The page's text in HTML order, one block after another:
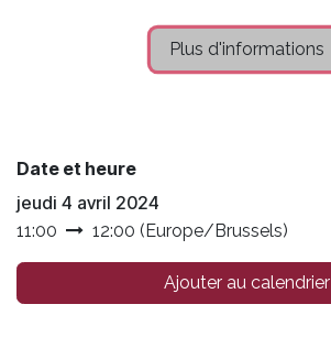
Plus d'info​​rmations
Date et heure
jeudi 4 avril 2024
11:00 12:00 ( Europe/Brussels)
Ajouter au calendrier